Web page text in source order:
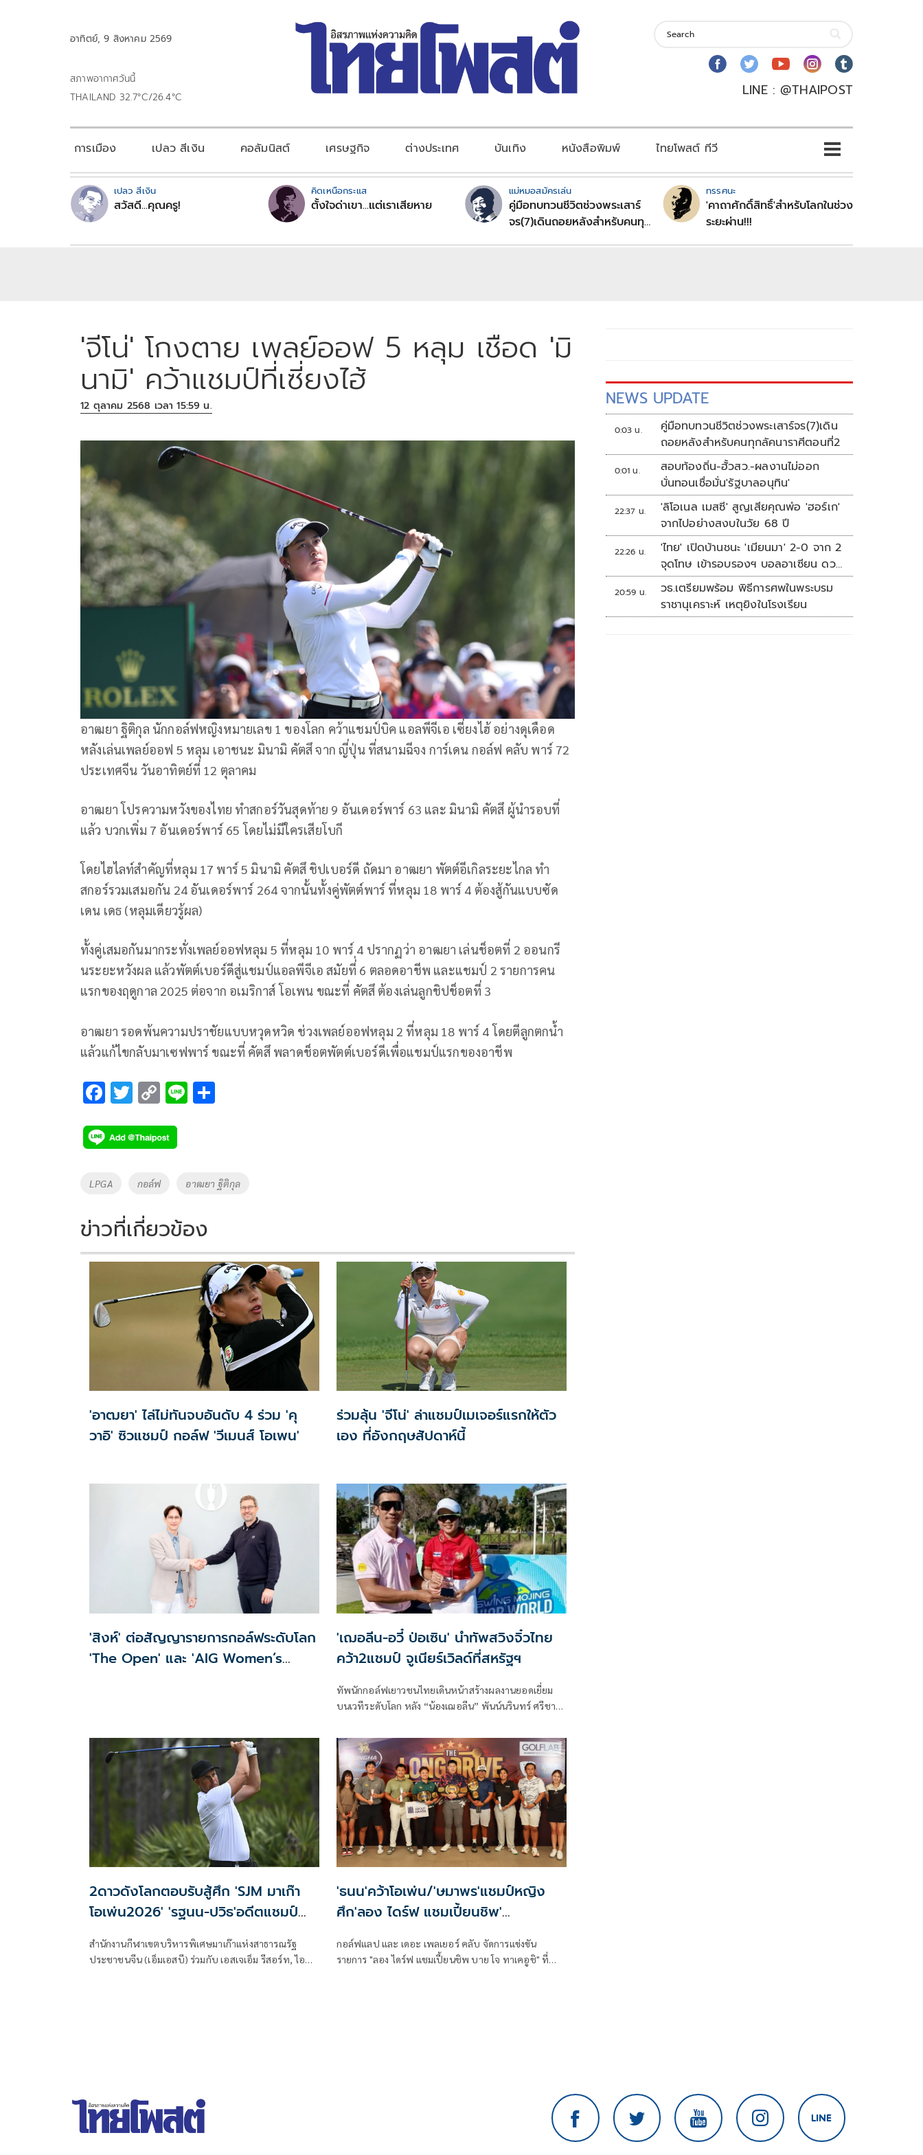
อาทิตย์, 9 สิงหาคม 2569
สภาพอากาศวันนี้
THAILAND 32.7°C/26.4°C
LINE : @THAIPOST
การเมือง เปลว สีเงิน คอลัมนิสต์ เศรษฐกิจ ต่างประเทศ บันเทิง หนังสือพิมพ์ ไทยโพสต์ ทีวี
เปลว สีเงิน
สวัสดี...คุณครู!
คิดเหนือกระแส
ตั้งใจด่าเขา...แต่เราเสียหาย
แม่หมอสมัครเล่น
คู่มือทบทวนชีวิตช่วงพระเสาร์
จร(7)เดินถอยหลังสำหรับคนทุก
ทรรศนะ
'คาถาศักดิ์สิทธิ์'สำหรับโลกในช่วง
ระยะผ่าน!!!
'จีโน่' โกงตาย เพลย์ออฟ 5 หลุม เชือด 'มิ
นามิ' คว้าแชมป์ที่เซี่ยงไฮ้
12 ตุลาคม 2568 เวลา 15:59 น.
อาฒยา ฐิติกุล นักกอล์ฟหญิงหมายเลข 1 ของโลก คว้าแชมป์บิค แอลพีจีเอ เซี่ยงไฮ้ อย่างดุเดือด
หลังเล่นเพลย์ออฟ 5 หลุม เอาชนะ มินามิ คัตสึ จาก ญี่ปุ่น ที่สนามฉีจง การ์เดน กอล์ฟ คลับ พาร์ 72
ประเทศจีน วันอาทิตย์ที่ 12 ตุลาคม
อาฒยา โปรความหวังของไทย ทำสกอร์วันสุดท้าย 9 อันเดอร์พาร์ 63 และ มินามิ คัตสึ ผู้นำรอบที่
แล้ว บวกเพิ่ม 7 อันเดอร์พาร์ 65 โดยไม่มีใครเสียโบกี
โดยไฮไลท์สำคัญที่หลุม 17 พาร์ 5 มินามิ คัตสึ ชิปเบอร์ดี ถัดมา อาฒยา พัตต์อีเกิลระยะไกล ทำ
สกอร์รวมเสมอกัน 24 อันเดอร์พาร์ 264 จากนั้นทั้งคู่พัตต์พาร์ ที่หลุม 18 พาร์ 4 ต้องสู้กันแบบซัด
เดน เดธ (หลุมเดียวรู้ผล)
ทั้งคู่เสมอกันมากระทั่งเพลย์ออฟหลุม 5 ที่หลุม 10 พาร์ 4 ปรากฏว่า อาฒยา เล่นช็อตที่ 2 ออนกรี
นระยะหวังผล แล้วพัตต์เบอร์ดีสู่แชมป์แอลพีจีเอ สมัยที่่ 6 ตลอดอาชีพ และแชมป์ 2 รายการคน
แรกของฤดูกาล 2025 ต่อจาก อเมริกาส์ โอเพน ขณะที่ คัตสึ ต้องเล่นลูกชิปช็อตที่ 3
อาฒยา รอดพ้นความปราชัยแบบหวุดหวิด ช่วงเพลย์ออฟหลุม 2 ที่หลุม 18 พาร์ 4 โดยตีลูกตกน้ำ
แล้วแก้ไขกลับมาเซฟพาร์ ขณะที่ คัตสึ พลาดช็อตพัตต์เบอร์ดีเพื่อแชมป์แรกของอาชีพ
F
e
b
o
k
T
tt
er
C
p
y
Li
k
Li
Tags
LPGA กอล์ฟ อาฒยา ฐิติกุล
ข่าวที่เกี่ยวข้อง
'อาฒยา' ไล่ไม่ทันจบอันดับ 4 ร่วม 'คุ
วาอิ' ซิวแชมป์ กอล์ฟ 'วีเมนส์ โอเพน'
ร่วมลุ้น 'จีโน่' ล่าแชมป์เมเจอร์แรกให้ตัว
เอง ที่อังกฤษสัปดาห์นี้
'สิงห์' ต่อสัญญารายการกอล์ฟระดับโลก
'The Open' และ 'AIG Women’s
'เฌอลีน-อวี๋ ป่อเซิน' นำทัพสวิงจิ๋วไทย
คว้า2แชมป์ จูเนียร์เวิลด์ที่สหรัฐฯ
ทัพนักกอล์ฟเยาวชนไทยเดินหน้าสร้างผลงานยอดเยี่ยม
บนเวทีระดับโลก หลัง “น้องเฌอลีน” พันน์นรินทร์ ศรีชา
The USWING MOJING Junior World Golf
Championship ที่เมืองซานดิเอโก รัฐแคลิฟอร์เนีย
สหรัฐอเมริกา เมื่อวันที่ 9 กรกฎาคม 2569
2ดาวดังโลกตอบรับสู้ศึก 'SJM มาเก๊า
โอเพ่น2026' 'รฐนน-ปวิธ'อดีตแชมป์นำ
สำนักงานกีฬาเขตบริหารพิเศษมาเก๊าแห่งสาธารณรัฐ
ประชาชนจีน (เอ็มเอสบี) ร่วมกับ เอสเจเอ็ม รีสอร์ท, ไอ
นทัวร์ รวมถึงนักกอล์ฟดาวรุ่งของเอเชีย ตอบรับร่วมแข่งขัน
ขณะที่ รฐนน วรรณศรีจันทร์ และ ปวิธ ตั้งกมลประเสริฐ
อดีตแชมป์รายการนี้ นำทัพโปรไทยลงชิงชัย
'ธนน'คว้าโอเพ่น/'ษมาพร'แชมป์หญิง
ศึก'ลอง ไดร์ฟ แชมเปี้ยนชิพ'
กอล์ฟแลป และ เดอะ เพลเยอร์ คลับ จัดการแข่งขัน
รายการ "ลอง ไดร์ฟ แชมเปี้ยนชิพ บาย โจ ทาเคอูชิ" ที่
NEWS UPDATE
0:03 น.
คู่มือทบทวนชีวิตช่วงพระเสาร์จร(7)เดิน
ถอยหลังสำหรับคนทุกลัคนาราศีตอนที่2
0:01 น.
สอบท้องถิ่น-ฮั้วสว.-ผลงานไม่ออก
บั่นทอนเชื่อมั่น'รัฐบาลอนุทิน'
22:37 น.
'ลิโอเนล เมสซี' สูญเสียคุณพ่อ 'ฮอร์เก'
จากไปอย่างสงบในวัย 68 ปี
22:26 น.
'ไทย' เปิดบ้านชนะ 'เมียนมา' 2-0 จาก 2
จุดโทษ เข้ารอบรองฯ บอลอาเซียน ดวล
'สิงคโปร์'
20:59 น.
วธ.เตรียมพร้อม พิธีการศพในพระบรม
ราชานุเคราะห์ เหตุยิงในโรงเรียน